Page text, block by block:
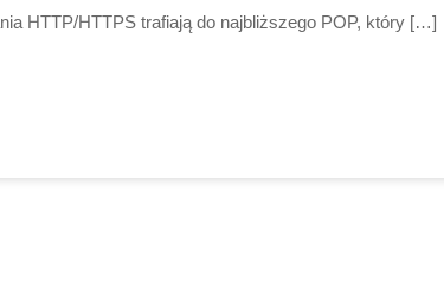
HTTP/HTTPS trafiają do najbliższego POP, który […]